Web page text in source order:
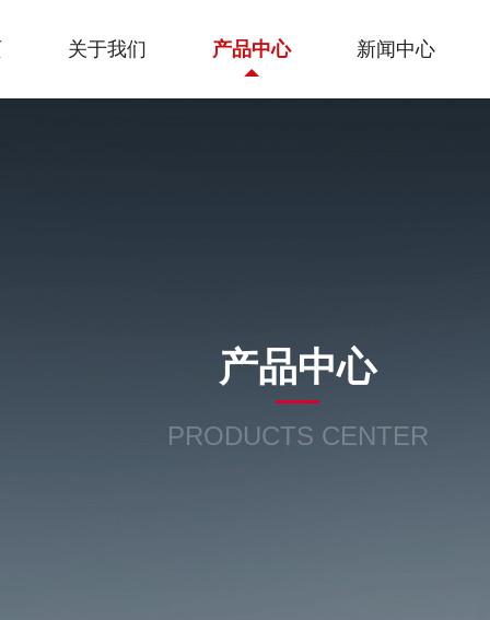
关于我们 产品中心 新闻中心
产品中心
PRODUCTS CENTER